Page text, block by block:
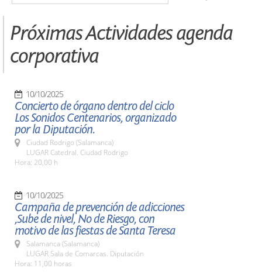
Próximas Actividades agenda
corporativa
10/10/2025
Concierto de órgano dentro del ciclo
Los Sonidos Centenarios, organizado
por la Diputación.
Ciudad Rodrigo (Salamanca)
LUGAR Catedral. Ciudad Rodrigo
Hora: 20,00 h
10/10/2025
Campaña de prevención de adicciones
,Sube de nivel, No de Riesgo, con
motivo de las fiestas de Santa Teresa
Salamanca (Salamanca)
LUGAR Sala de Comarcas. Diputación
Hora: 11,00 horas